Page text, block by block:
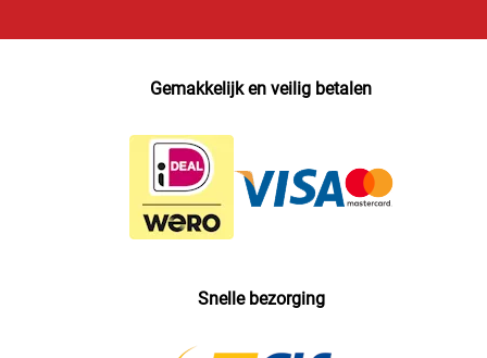
Gemakkelijk en veilig betalen
Snelle bezorging